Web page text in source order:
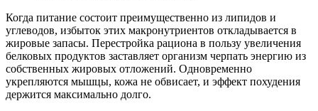
Когда питание состоит преимущественно из липидов и
углеводов, избыток этих макронутриентов откладывается в
жировые запасы. Перестройка рациона в пользу увеличения
белковых продуктов заставляет организм черпать энергию из
собственных жировых отложений. Одновременно
укрепляются мышцы, кожа не обвисает, и эффект похудения
держится максимально долго.